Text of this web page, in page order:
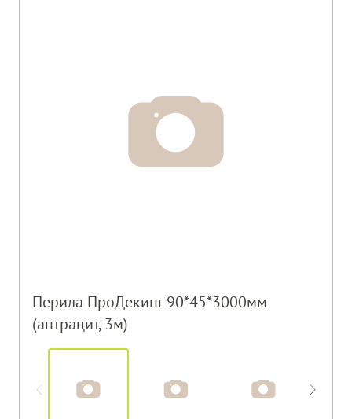
Перила ПроДекинг 90*45*3000мм
(антрацит, 3м)